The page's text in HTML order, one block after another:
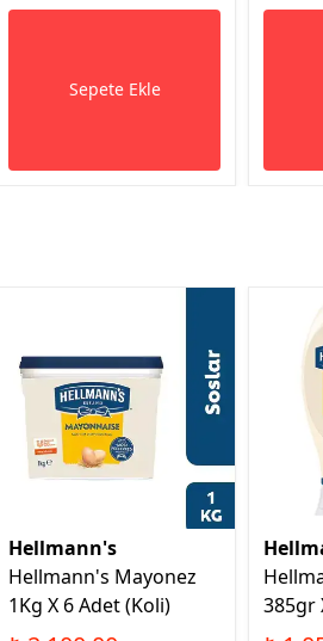
Sepete Ekle
Hellmann's
Hellmann's Mayonez
1Kg X 6 Adet (Koli)
385gr